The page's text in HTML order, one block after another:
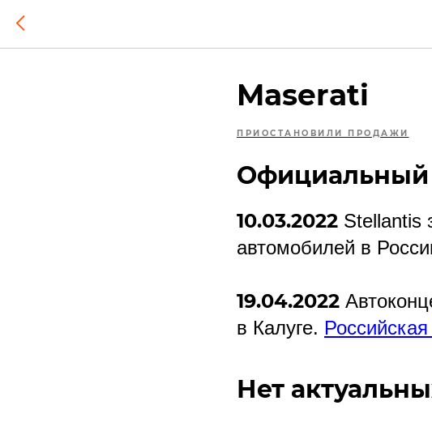
Maserati
ПРИОСТАНОВИЛИ ПРОДАЖИ
Официальный
10.03.2022 Stellantis
автомобилей в
19.04.2022
в Калуге. Российская
Нет